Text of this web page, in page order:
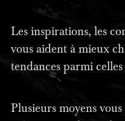
Les inspirations, les
vous aident à mieux
tendances parmi
Plusieurs moyens